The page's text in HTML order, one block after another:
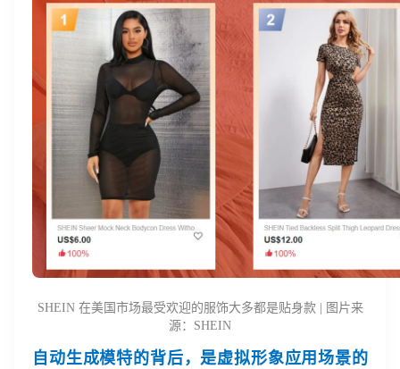
SHEIN 在美国市场最受欢迎的服饰大多都是贴身款 | 图片来
源：SHEIN
自动生成模特的背后，是虚拟形象应用场景的